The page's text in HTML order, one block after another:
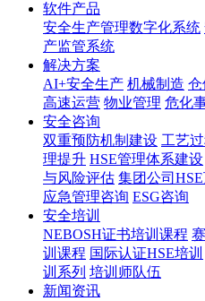
软件产品
安全生产管理数字化系统
产监管系统
解决方案
AI+安全生产 机械制造 仓
高速运营 物业管理 危化
安全咨询
双重预防机制建设 工艺
理提升 HSE管理体系建设
与风险评估 集团公司
应急管理咨询 ESG咨询
安全培训
NEBOSH证书培训课程
训课程 国际认证HSE培训
训系列 培训师队伍
新闻资讯